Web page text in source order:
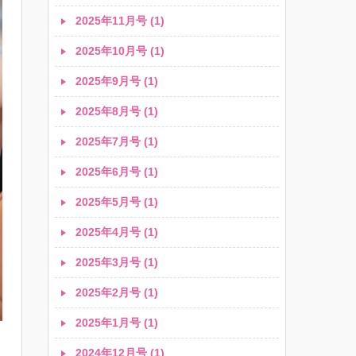
2025年11月号 (1)
2025年10月号 (1)
2025年9月号 (1)
2025年8月号 (1)
2025年7月号 (1)
2025年6月号 (1)
2025年5月号 (1)
2025年4月号 (1)
2025年3月号 (1)
2025年2月号 (1)
2025年1月号 (1)
2024年12月号 (1)